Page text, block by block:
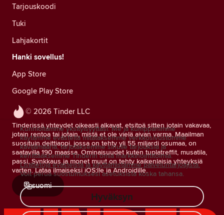
© 2026 Tinder LLC
Tinderissä yhteydet oikeasti alkavat, etsitpä sitten jotain vakavaa,
jotain rentoa tai jotain, mistä et ole vielä aivan varma. Maailman
suosituin deittiappi, jossa on tehty yli 55 miljardi osumaa, on
saatavilla 190 maassa. Ominaisuudet kuten tuplatreffit, musatila,
passi, Synkkaus ja monet muut on tehty kaikenlaisia yhteyksiä
varten. Lataa ilmaiseksi iOS:lle ja Androidille.
suomi
Tarjouskoodi
Tuki
Lahjakortit
Hanki sovellus!
App Store
Google Play Store
Kunnioitamme yksityisyyttäsi. Me ja kumppanimme
käytämme evästeitä mitataksemme verkkosivustomme
kävijämääriä, tarjotaksemme sinulle tarjouksia ja
kehittääksemme Tinderin omia markkinointitoimia.
Lisätietoja evästeistä ja käyttämistämme palveluntarjoajista.
Voit perua suostumuksesi asetuksista koska tahansa.
Hyväksyn